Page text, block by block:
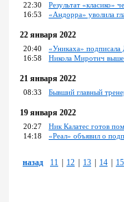
22:30 Результат «класико»
16:53
«Андорра» уволила
22 января 2022
20:40 «Уникаха» подписала
16:58
Никола Миротич
21 января 2022
08:33 Бывший главный
19 января 2022
20:27 Ник Калатес готов
14:18
«Реал» объявил о
назад 11 12 13 14 15